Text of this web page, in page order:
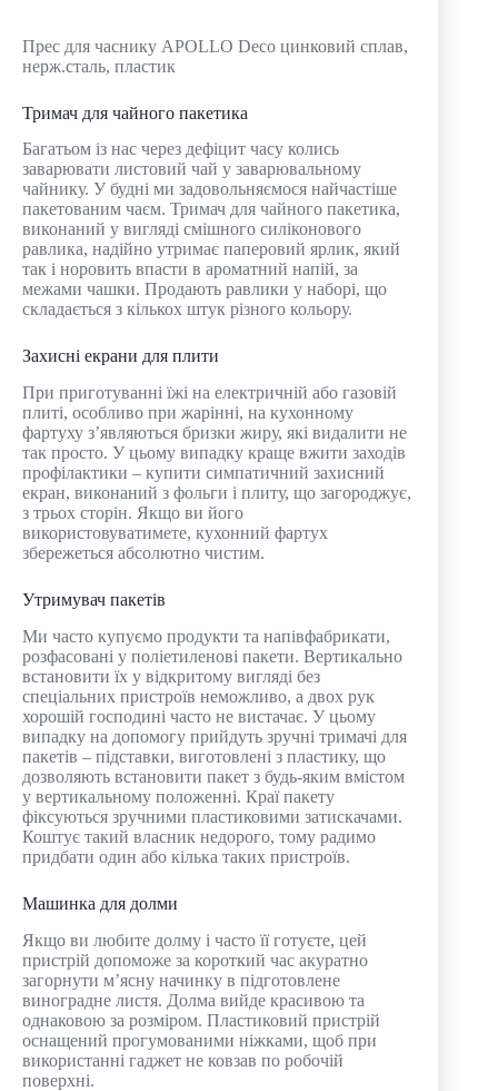
Прес для часнику APOLLO Deco цинковий сплав,
нерж.сталь, пластик
Тримач для чайного пакетика
Багатьом із нас через дефіцит часу колись
заварювати листовий чай у заварювальному
чайнику. У будні ми задовольняємося найчастіше
пакетованим чаєм. Тримач для чайного пакетика,
виконаний у вигляді смішного силіконового
равлика, надійно утримає паперовий ярлик, який
так і норовить впасти в ароматний напій, за
межами чашки. Продають равлики у наборі, що
складається з кількох штук різного кольору.
Захисні екрани для плити
При приготуванні їжі на електричній або газовій
плиті, особливо при жарінні, на кухонному
фартуху з’являються бризки жиру, які видалити не
так просто. У цьому випадку краще вжити заходів
профілактики – купити симпатичний захисний
екран, виконаний з фольги і плиту, що загороджує,
з трьох сторін. Якщо ви його
використовуватимете, кухонний фартух
збережеться абсолютно чистим.
Утримувач пакетів
Ми часто купуємо продукти та напівфабрикати,
розфасовані у поліетиленові пакети. Вертикально
встановити їх у відкритому вигляді без
спеціальних пристроїв неможливо, а двох рук
хорошій господині часто не вистачає. У цьому
випадку на допомогу прийдуть зручні тримачі для
пакетів – підставки, виготовлені з пластику, що
дозволяють встановити пакет з будь-яким вмістом
у вертикальному положенні. Краї пакету
фіксуються зручними пластиковими затискачами.
Коштує такий власник недорого, тому радимо
придбати один або кілька таких пристроїв.
Машинка для долми
Якщо ви любите долму і часто її готуєте, цей
пристрій допоможе за короткий час акуратно
загорнути м’ясну начинку в підготовлене
виноградне листя. Долма вийде красивою та
однаковою за розміром. Пластиковий пристрій
оснащений прогумованими ніжками, щоб при
використанні гаджет не ковзав по робочій
поверхні.